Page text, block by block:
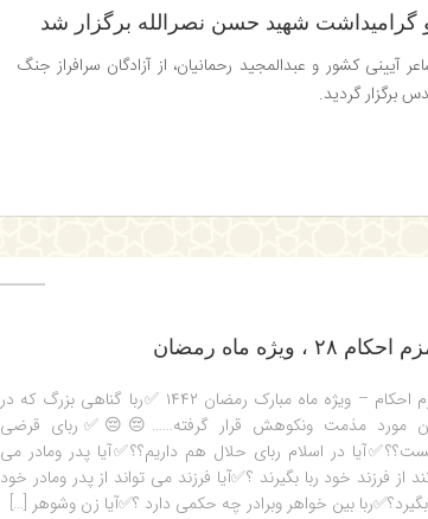
شهید حسن نصرالله برگزار شد
آیینی کشور و عبد‌المجید رحمانیان، از آزادگان سرافراز جنگ
برگزار گردید.
۲۸ ، ویژه ماه رمضان
زمزم احکام – ویژه ماه مبارک رمضان ۱۴۴۲ ✅ربا گناهی بزرگ که در
مورد مذمت ونکوهش قرار گرفته……😔😔✅ربای قرضی
در اسلام ربای حلال هم داریم؟؟✅آیا پدر ومادر می
از فرزند خود ربا بگیرند ؟✅آیا فرزند می تواند از پدر ومادر خود
بگیرد؟✅ربا بین خواهر وبرادر چه حکمی دارد ؟✅آیا زن وشوهر […]